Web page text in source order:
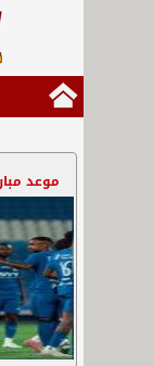
موعد